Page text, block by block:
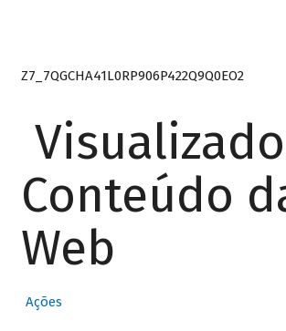
Z7_7QGCHA41L0RP906P422Q9Q0EO2
Conteúdo
Web
Ações